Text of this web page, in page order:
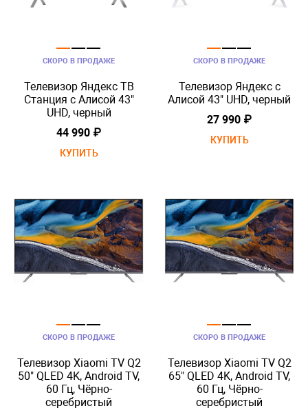
СКОРО В ПРОДАЖЕ
Телевизор Яндекс ТВ
Станция с Алисой 43"
UHD, черный
44 990 ₽
КУПИТЬ
СКОРО В ПРОДАЖЕ
Телевизор Яндекс с
Алисой 43" UHD, черный
27 990 ₽
КУПИТЬ
СКОРО В ПРОДАЖЕ
Телевизор Xiaomi TV Q2
50" QLED 4K, Android TV,
60 Гц, Чёрно-
серебристый
СКОРО В ПРОДАЖЕ
Телевизор Xiaomi TV Q2
65" QLED 4K, Android TV,
60 Гц, Чёрно-
серебристый